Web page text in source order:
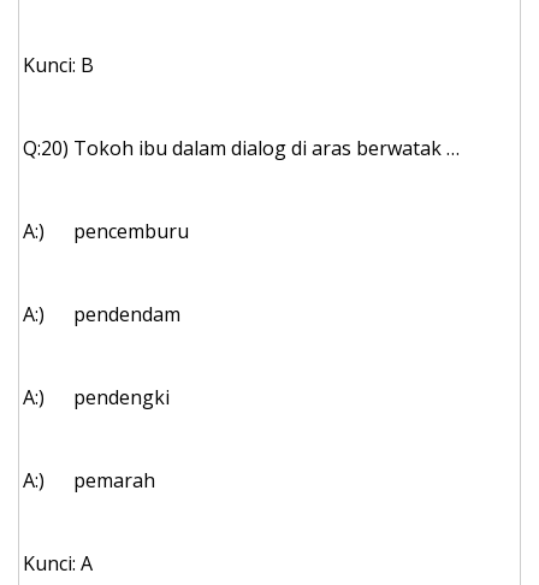
Kunci: B
Q:20) Tokoh ibu dalam dialog di aras berwatak …
A:) pencemburu
A:) pendendam
A:) pendengki
A:) pemarah
Kunci: A